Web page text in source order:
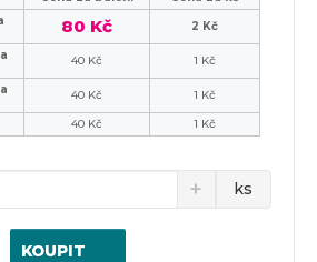
80 Kč
2 Kč
40 Kč
1 Kč
40 Kč
1 Kč
40 Kč 1 Kč
ks
KOUPIT